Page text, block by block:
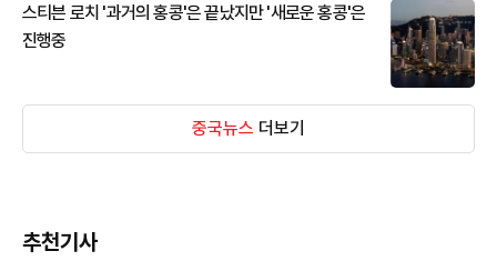
스티븐 로치 '과거의 홍콩'은 끝났지만 '새로운 홍콩'은
진행중
중국뉴스 더보기
추천기사